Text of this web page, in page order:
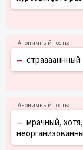
– страаааннный
– мрачный,